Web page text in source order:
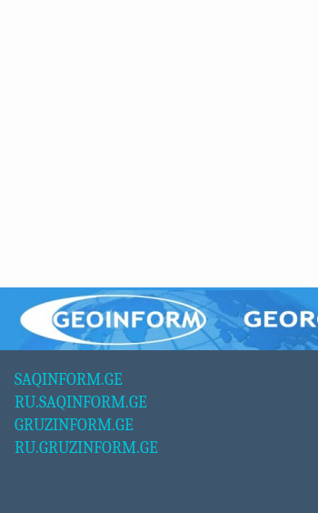
SAQINFORM.GE
RU.SAQINFORM.GE
GRUZINFORM.GE
RU.GRUZINFORM.GE